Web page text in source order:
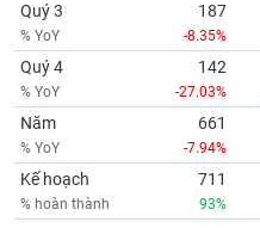
Quý 3
% YoY
187
-8.35%
Quý 4
% YoY
142
-27.03%
Năm
% YoY
661
-7.94%
Kế hoạch
% hoàn thành
711
93%